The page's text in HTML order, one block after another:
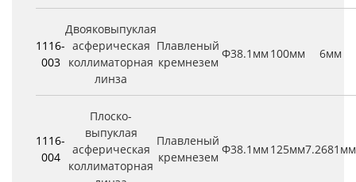
1116-
003
Двояковыпуклая
асферическая
коллиматорная
линза
Плавленый
кремнезем
Φ38.1мм 100мм 6мм
1116-
004
Плоско-
выпуклая
асферическая
коллиматорная
Плавленый
кремнезем
Φ38.1мм 125мм7.2681мм